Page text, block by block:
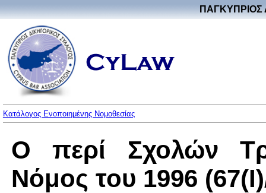
ΠΑΓΚΥΠΡΙΟΣ
Κατάλογος Ενοποιημένης Νομοθεσίας
Ο περί Σχολών
Νόμος του 1996